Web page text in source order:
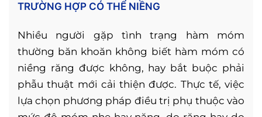
TRƯỜNG HỢP CÓ THỂ NIỀNG
Nhiều người gặp tình trạng hàm móm
thường băn khoăn không biết hàm móm có
niềng răng được không, hay bắt buộc phải
phẫu thuật mới cải thiện được. Thực tế, việc
lựa chọn phương pháp điều trị phụ thuộc vào